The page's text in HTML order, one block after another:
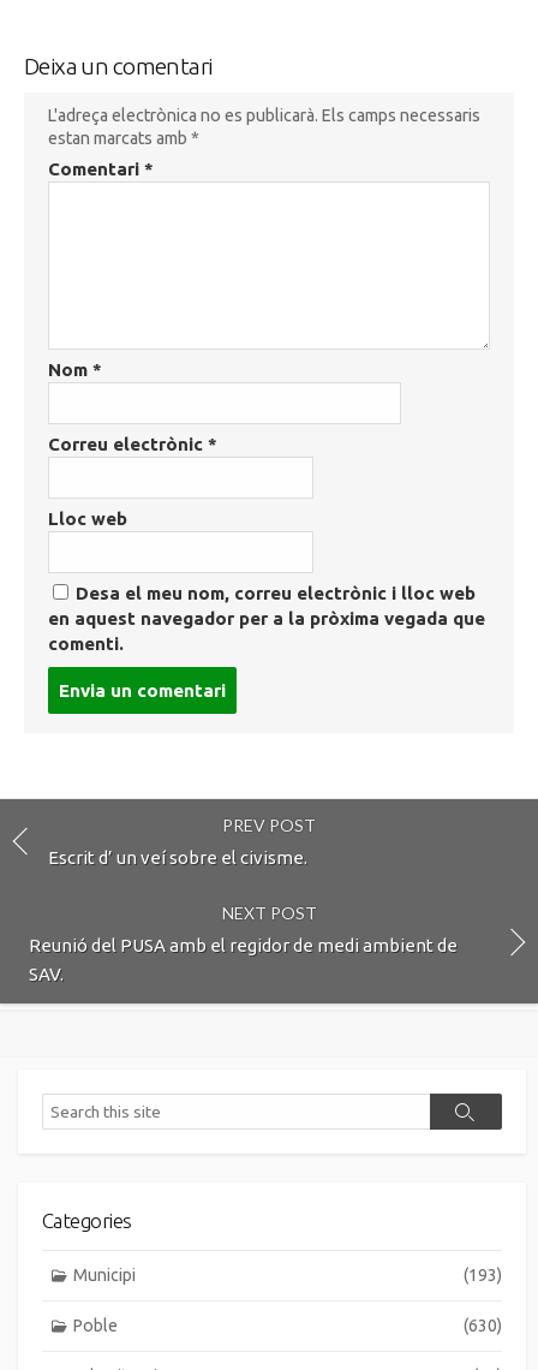
Deixa un comentari
L'adreça electrònica no es publicarà. Els camps necessaris
estan marcats amb *
Comentari *
Nom *
Correu electrònic *
Lloc web
Desa el meu nom, correu electrònic i lloc web
en aquest navegador per a la pròxima vegada que
comenti.
PREV POST
Escrit d’ un veí sobre el civisme.
NEXT POST
Reunió del PUSA amb el regidor de medi ambient de
SAV.
Search
Search
Categories
Municipi (193)
Poble (630)